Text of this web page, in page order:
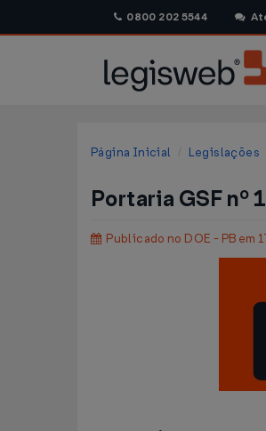
0800 202 5544
Página Inicial Legislações
Portaria GSF nº
Publicado no DOE - PB em